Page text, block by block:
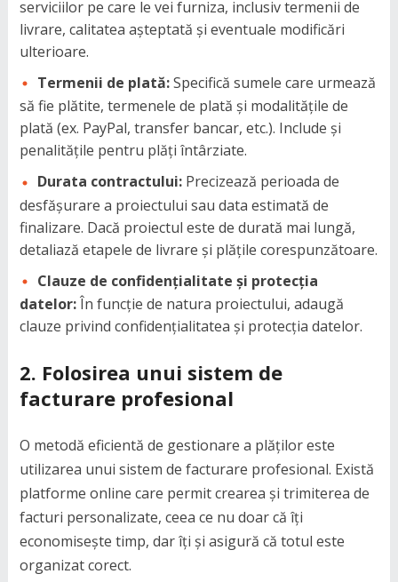
serviciilor pe care le vei furniza, inclusiv termenii de
livrare, calitatea așteptată și eventuale modificări
ulterioare.
Termenii de plată:Specifică sumele care urmează
să fie plătite, termenele de plată și modalitățile de
plată (ex. PayPal, transfer bancar, etc.). Include și
penalitățile pentru plăți întârziate.
Durata contractului:Precizează perioada de
desfășurare a proiectului sau data estimată de
finalizare. Dacă proiectul este de durată mai lungă,
detaliază etapele de livrare și plățile corespunzătoare.
Clauze de confidențialitate și protecția
datelor:În funcție de natura proiectului, adaugă
clauze privind confidențialitatea și protecția datelor.
2. Folosirea unui sistem de
facturare profesional
O metodă eficientă de gestionare a plăților este
utilizarea unui sistem de facturare profesional. Există
platforme online care permit crearea și trimiterea de
facturi personalizate, ceea ce nu doar că îți
economisește timp, dar îți și asigură că totul este
organizat corect.